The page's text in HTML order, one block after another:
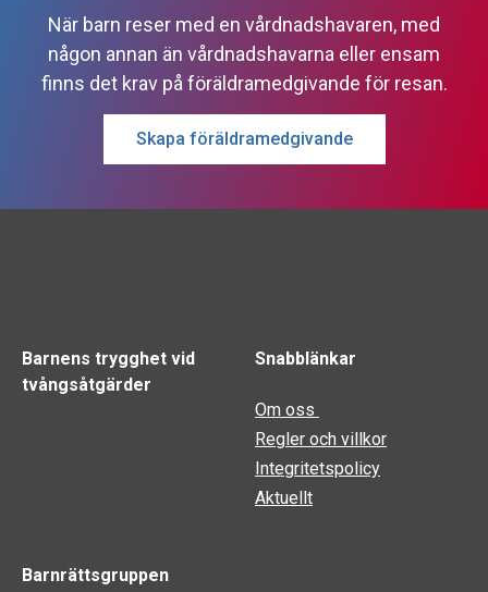
När barn reser med en vårdnadshavaren, med
någon annan än vårdnadshavarna eller ensam
finns det krav på föräldramedgivande för resan.
Skapa föräldramedgivande
Barnens trygghet vid
tvångsåtgärder
Snabblänkar
Om oss
Regler och villkor
Integritetspolicy
Aktuellt
Barnrättsgruppen